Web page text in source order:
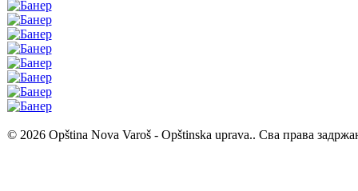
© 2026 Opština Nova Varoš - Opštinska uprava.. Сва права